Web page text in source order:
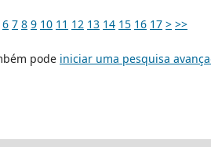
6 7 8 9 10 11 12 13 14 15 16 17 > >>
pode iniciar uma pesquisa